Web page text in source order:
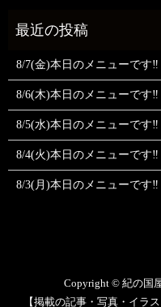
8/7(金)本日のメニューです‼️
8/6(木)本日のメニューです‼️
8/5(水)本日のメニューです‼️
8/4(火)本日のメニューです‼️
8/3(月)本日のメニューです‼️
Copyright © 紀の国
【掲載の記事・写真・イラ